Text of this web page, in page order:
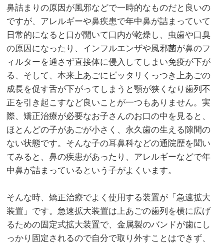
鼻詰まりの原因が風邪などで一時的なものだと良いの
ですが、アレルギーや鼻疾患で年中鼻が詰まっていて
日常的になると口が開いて口内が乾燥し、虫歯や口臭
の原因になったり、インフルエンザや風邪菌が鼻のフ
ィルターを通さず直接体に侵入してしまい免疫が下が
る、そして、本来上あごにピッタリくっつき上あごの
成長を促す舌が下がってしまうと顎が狭くなり歯列不
正を引き起こすなど良いことが一つもありません。実
際、矯正治療が必要なお子さんのお口の中を見ると、
ほとんどの子があごが小さく、永久歯の生える隙間の
ない状態です。そんな子の耳鼻科などの通院歴を聞い
てみると、鼻の疾患があったり、アレルギーなどで年
中鼻が詰まっているという子がよくいます。
そんな時、矯正治療でよく使用する装置が「急速拡大
装置」です。急速拡大装置は上あごの歯列を横に広げ
るための固定式拡大装置で、金属製のバンドが歯にし
っかり固定されるので自分で取り外すことはできず、